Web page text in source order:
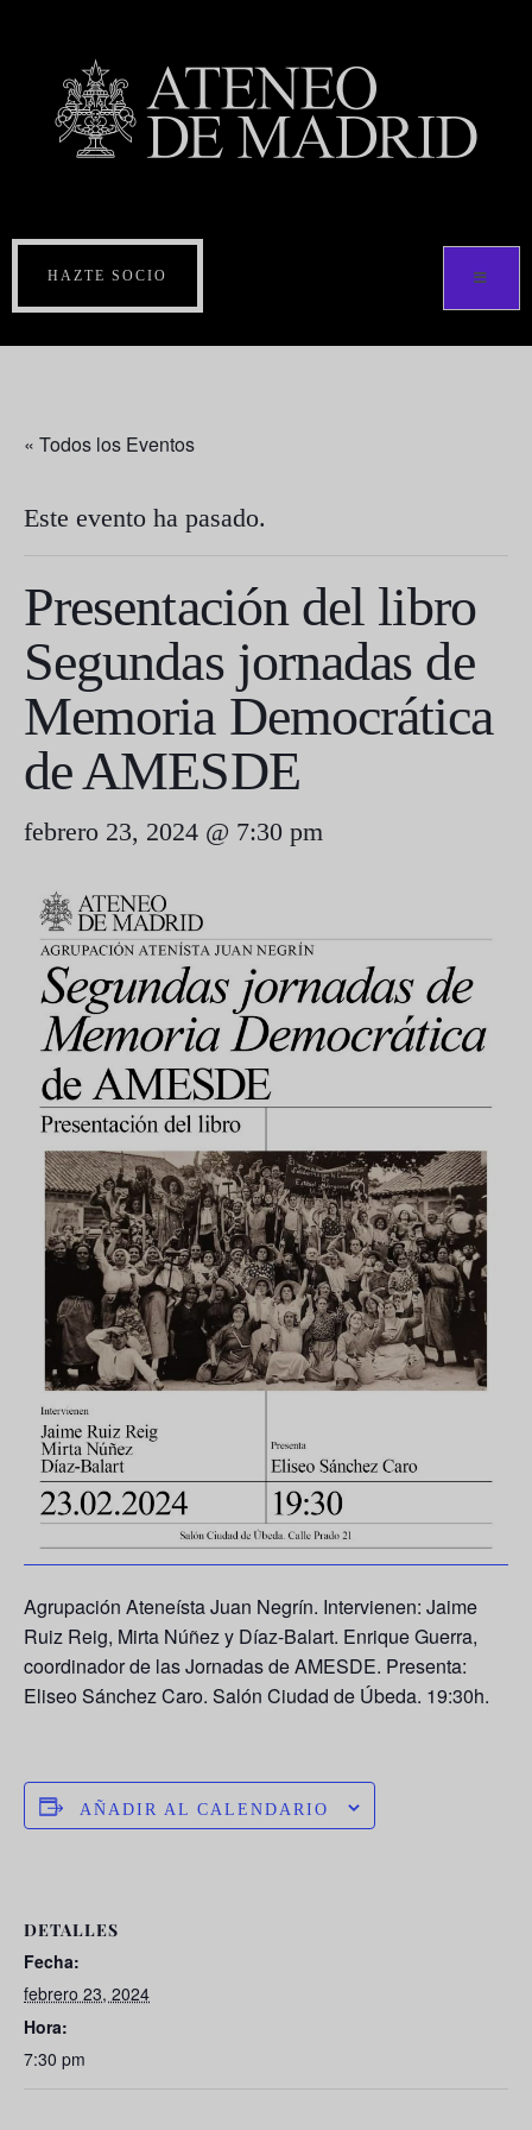
HAZTE SOCIO
« Todos los Eventos
Este evento ha pasado.
Presentación del libro
Segundas jornadas de
Memoria Democrática
de AMESDE
febrero 23, 2024 @ 7:30 pm
Agrupación Ateneísta Juan Negrín. Intervienen: Jaime
Ruiz Reig, Mirta Núñez y Díaz-Balart. Enrique Guerra,
coordinador de las Jornadas de AMESDE. Presenta:
Eliseo Sánchez Caro. Salón Ciudad de Úbeda. 19:30h.
AÑADIR AL CALENDARIO
DETALLES
Fecha:
febrero 23, 2024
Hora:
7:30 pm